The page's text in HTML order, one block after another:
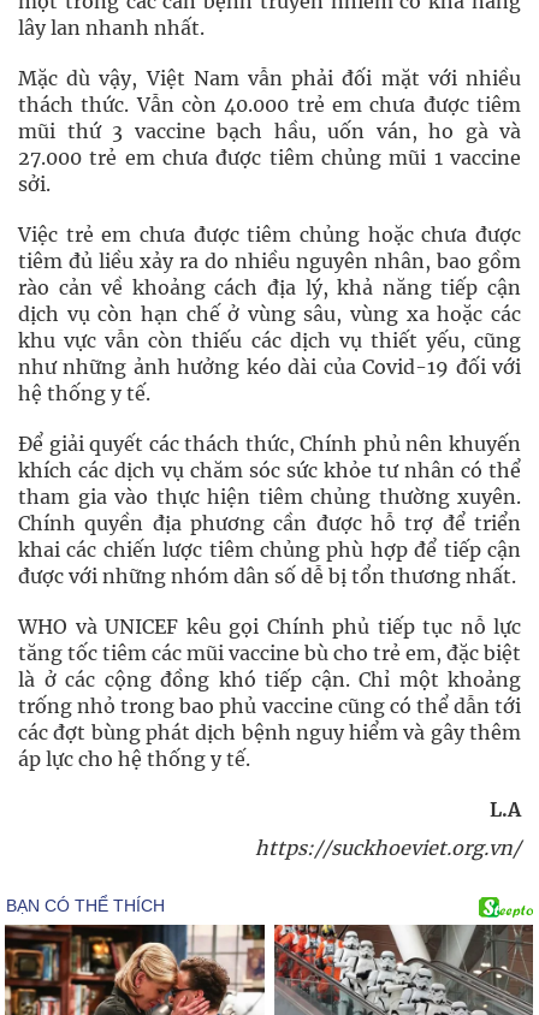
lây lan nhanh nhất.
Mặc dù vậy, Việt Nam vẫn phải đối mặt với nhiều
thách thức. Vẫn còn 40.000 trẻ em chưa được tiêm
mũi thứ 3 vaccine bạch hầu, uốn ván, ho gà và
27.000 trẻ em chưa được tiêm chủng mũi 1 vaccine
sởi.
Việc trẻ em chưa được tiêm chủng hoặc chưa được
tiêm đủ liều xảy ra do nhiều nguyên nhân, bao gồm
rào cản về khoảng cách địa lý, khả năng tiếp cận
dịch vụ còn hạn chế ở vùng sâu, vùng xa hoặc các
khu vực vẫn còn thiếu các dịch vụ thiết yếu, cũng
như những ảnh hưởng kéo dài của Covid-19 đối với
hệ thống y tế.
Để giải quyết các thách thức, Chính phủ nên khuyến
khích các dịch vụ chăm sóc sức khỏe tư nhân có thể
tham gia vào thực hiện tiêm chủng thường xuyên.
Chính quyền địa phương cần được hỗ trợ để triển
khai các chiến lược tiêm chủng phù hợp để tiếp cận
được với những nhóm dân số dễ bị tổn thương nhất.
WHO và UNICEF kêu gọi Chính phủ tiếp tục nỗ lực
tăng tốc tiêm các mũi vaccine bù cho trẻ em, đặc biệt
là ở các cộng đồng khó tiếp cận. Chỉ một khoảng
trống nhỏ trong bao phủ vaccine cũng có thể dẫn tới
các đợt bùng phát dịch bệnh nguy hiểm và gây thêm
áp lực cho hệ thống y tế.
L.A
https://suckhoeviet.org.vn/